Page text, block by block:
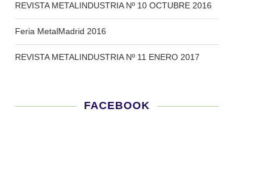
REVISTA METALINDUSTRIA Nº 10 OCTUBRE 2016
Feria MetalMadrid 2016
REVISTA METALINDUSTRIA Nº 11 ENERO 2017
FACEBOOK